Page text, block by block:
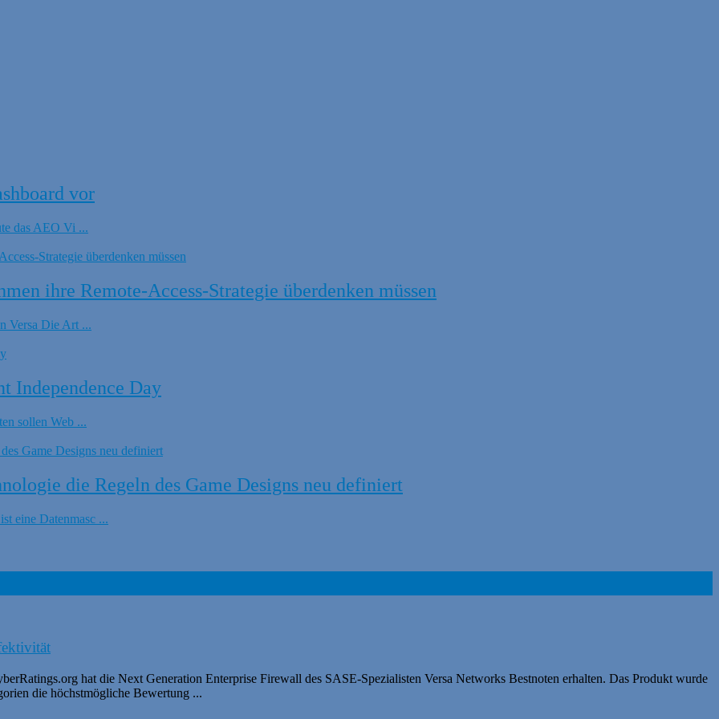
vor
das AEO Vi ...
ihre Remote-Access-Strategie überdenken müssen
Versa Die Art ...
Independence Day
sollen Web ...
die Regeln des Game Designs neu definiert
eine Datenmasc ...
hat die Next Generation Enterprise Firewall des SASE-Spezialisten Versa Networks Bestnoten erhalten. Das Produkt wurde
die höchstmögliche Bewertung ...